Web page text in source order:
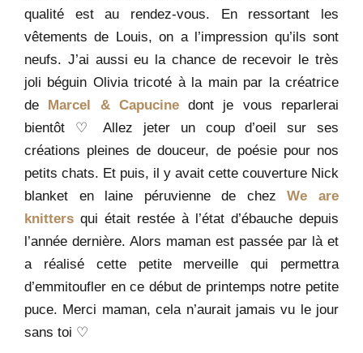
qualité est au rendez-vous. En ressortant les
vêtements de Louis, on a l’impression qu’ils sont
neufs. J’ai aussi eu la chance de recevoir le très
joli béguin Olivia tricoté à la main par la créatrice
de Marcel & Capucinedont je vous reparlerai
bientôt ♡ Allez jeter un coup d’oeil sur ses
créations pleines de douceur, de poésie pour nos
petits chats. Et puis, il y avait cette couverture Nick
blanket en laine péruvienne de chezWe are
knitters qui était restée à l’état d’ébauche depuis
l’année dernière. Alors maman est passée par là et
a réalisé cette petite merveille qui permettra
d’emmitoufler en ce début de printemps notre petite
puce. Merci maman, cela n’aurait jamais vu le jour
sans toi ♡